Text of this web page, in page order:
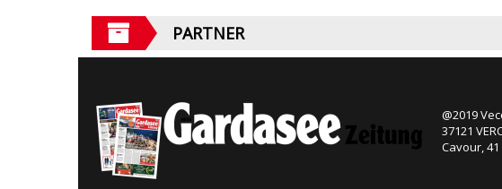
PARTNER
@2019
37121
Cavour, 41